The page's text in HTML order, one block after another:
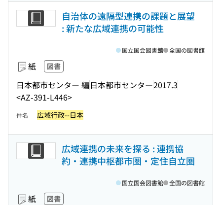
自治体の遠隔型連携の課題と展望
: 新たな広域連携の可能性
紙 図書
日本都市センター 編日本都市センター2017.3
<AZ-391-L446>
国立国会図書館 全国の図書館
件名 広域行政--日本
広域連携の未来を探る : 連携協
約・連携中枢都市圏・定住自立圏
紙 図書
国立国会図書館 全国の図書館